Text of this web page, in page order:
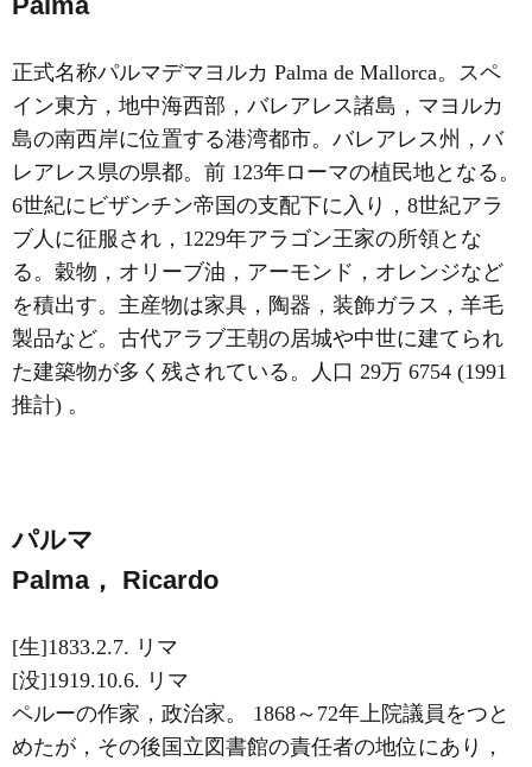
正式名称パルマデマヨルカ Palma de Mallorca。スペ
イン東方，地中海西部，バレアレス諸島，マヨルカ
島の南西岸に位置する港湾都市。バレアレス州，バ
レアレス県の県都。前 123年ローマの植民地となる。
6世紀にビザンチン帝国の支配下に入り，8世紀アラ
ブ人に征服され，1229年アラゴン王家の所領とな
る。穀物，オリーブ油，アーモンド，オレンジなど
を積出す。主産物は家具，陶器，装飾ガラス，羊毛
製品など。古代アラブ王朝の居城や中世に建てられ
た建築物が多く残されている。人口 29万 6754 (1991
推計) 。
パルマ
Palma， Ricardo
[生]1833.2.7. リマ
[没]1919.10.6. リマ
ペルーの作家，政治家。 1868～72年上院議員をつと
めたが，その後国立図書館の責任者の地位にあり，